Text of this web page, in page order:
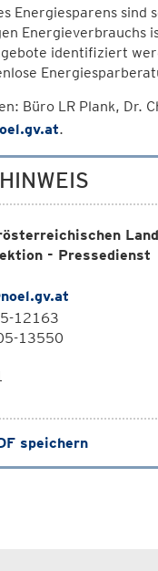
Energiesparens
Energieverbrauchs
identifiziert
Büro LR Plank,
.
- Pressedienst
12163
13550
speichern